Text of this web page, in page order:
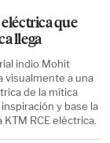
que
llega
indio Mohit
visualmente a una
de la mítica
y base la
KTM RCE eléctrica.